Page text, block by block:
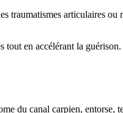
traumatismes articulaires
en accélérant la
du canal carpien,